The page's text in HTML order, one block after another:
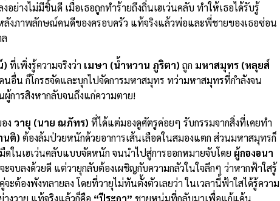
อย่างไม่มีชิ้นดี เมื่อเธอถูกทำร้ายถึงถิ่นเฮเว่นคลับ ทำให้เธอได้รับรู้
ลังภาพลักษณ์คนดีของครอบครัว แท้จริงแล้วพ่อและพี่ชายของเธอซ่อน
) ที่เพิ่งรู้ความจริงว่า เมษา (น้ำหวาน ภูริตา) ถูก มหาสมุทร (หลุยส์
นอื่น ก็โกรธจัดและบุกไปจัดการมหาสมุทร ทว่ามหาสมุทรที่กำลังจน
การสิงหากลับจนถึงแก่ความตาย!
ง วายุ (นาย ณภัทร) ที่ได้แต่มองดูศัตรูค่อยๆ รับกรรมจากสิ่งที่เคยทำ
นติ) ต้องล้มป่วยหนักด้วยอาการเส้นเลือดในสมองแตก ส่วนมหาสมุทรก็
ในเฮเว่นคลับแบบจัดหนัก จนนำไปสู่การออกหมายจับโดย ผู้กองอนา
ะจบลงด้วยดี แต่วายุกลับต้องเผชิญกับความกลัวในใจลึกๆ ว่าหากฟ้าใสรู้
ะต้องพังทลายลง โดยที่วายุไม่ทันตั้งตัวเลยว่า ในเวลานี้ฟ้าใสได้รู้ความ
งวายุ แท้จริงแล้วก็คือ “ปีระกา” ชายหนุ่มที่กลับมาเพื่อแก้แค้น